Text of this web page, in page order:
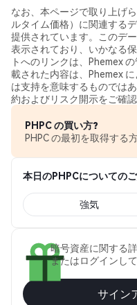
なお、本ページで取り上げ
ルタイム価格）に関連する
提供されています。このデ
表示されており、いかなる
トへのリンクは、Phemex
載された内容は、Phemex
は支持を意味するものでは
約およびリスク開示をご確認
PHPC の買い方?
PHPC の最初を取得する
本日のPHPCについての
強気
暗号資産に関する
またはログインして
サイン